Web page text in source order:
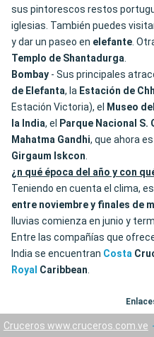
sus pintorescos restos
iglesias. También puedes
y dar un paseo en elefante.
Templo de Shantadurga.
Bombay - Sus principales
de Elefanta, la Estación de
Estación Victoria), el
Museo
la India, el Parque Nacional S.
Mahatma Gandhi, que ahora
Girgaum Iskcon.
¿n qué época del año y con
Teniendo en cuenta el clima,
entre noviembre y finales de
lluvias comienza en junio y
Entre las compañías que
India se encuentran Costa
Royal Caribbean.
Cruceros www.cruceros.com.ve